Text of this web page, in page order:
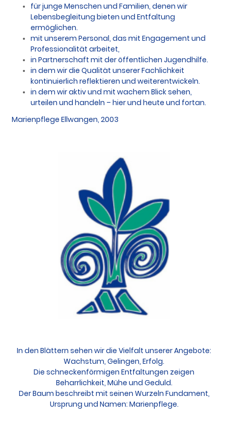
für junge Menschen und Familien, denen wir
Lebensbegleitung bieten und Entfaltung
ermöglichen.
mit unserem Personal, das mit Engagement und
Professionalität arbeitet,
in Partnerschaft mit der öffentlichen Jugendhilfe.
in dem wir die Qualität unserer Fachlichkeit
kontinuierlich reflektieren und weiterentwickeln.
in dem wir aktiv und mit wachem Blick sehen,
urteilen und handeln – hier und heute und fortan.
Marienpflege Ellwangen, 2003
In den Blättern sehen wir die Vielfalt unserer Angebote:
Wachstum, Gelingen, Erfolg.
Die schneckenförmigen Entfaltungen zeigen
Beharrlichkeit, Mühe und Geduld.
Der Baum beschreibt mit seinen Wurzeln Fundament,
Ursprung und Namen: Marienpflege.